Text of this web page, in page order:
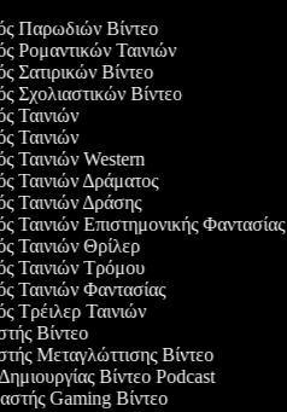
Παρωδιών Βίντεο
Ρομαντικών Ταινιών
Σατιρικών Βίντεο
Σχολιαστικών Βίντεο
Ταινιών
Ταινιών
Ταινιών Western
Ταινιών Δράματος
Ταινιών Δράσης
Ταινιών Επιστημονικής Φαντασίας
Ταινιών Θρίλερ
Ταινιών Τρόμου
Ταινιών Φαντασίας
Τρέιλερ Ταινιών
Βίντεο
Μεταγλώττισης Βίντεο
Βίντεο Podcast
Gaming Βίντεο